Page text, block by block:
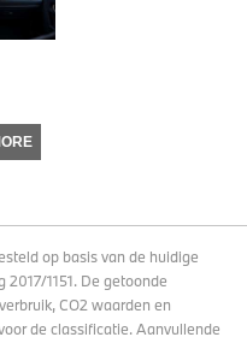
op basis van de huidige
1151. De getoonde
CO2 waarden en
de classificatie. Aanvullende